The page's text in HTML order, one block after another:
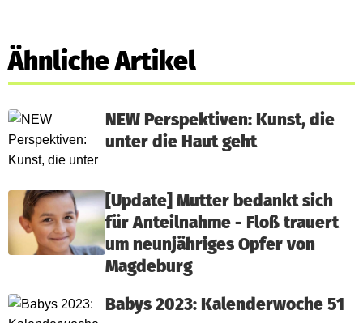
Ähnliche Artikel
NEW Perspektiven: Kunst, die
unter die Haut geht
[Update] Mutter bedankt sich
für Anteilnahme - Floß trauert
um neunjähriges Opfer von
Magdeburg
Babys 2023: Kalenderwoche 51